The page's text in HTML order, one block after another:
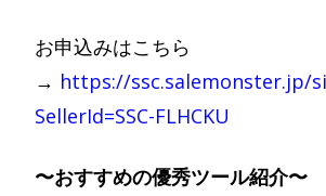
お申込みはこちら
→ https://ssc.salemonster.jp/
SellerId=SSC-FLHCKU
〜おすすめの優秀ツール紹介〜